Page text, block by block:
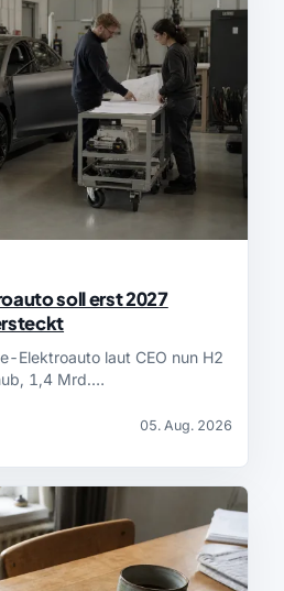
soll erst 2027
Elektroauto laut CEO nun H2
1,4 Mrd.…
05. Aug. 2026